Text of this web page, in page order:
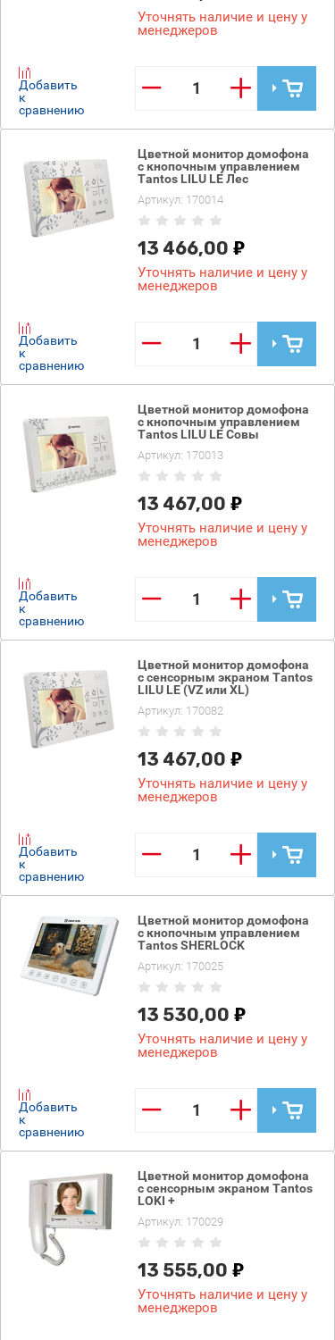
Уточнять наличие и цену у
менеджеров
− +
Добавить
к
сравнению
Цветной монитор домофона
с кнопочным управлением
Tantos LILU LE Лес
Артикул: 170014
13 466,00
Уточнять наличие и цену у
менеджеров
− +
Добавить
к
сравнению
Цветной монитор домофона
с кнопочным управлением
Tantos LILU LE Совы
Артикул: 170013
13 467,00
Уточнять наличие и цену у
менеджеров
− +
Добавить
к
сравнению
Цветной монитор домофона
с сенсорным экраном Tantos
LILU LE (VZ или XL)
Артикул: 170082
13 467,00
Уточнять наличие и цену у
менеджеров
− +
Добавить
к
сравнению
Цветной монитор домофона
с кнопочным управлением
Tantos SHERLOCK
Артикул: 170025
13 530,00
Уточнять наличие и цену у
менеджеров
− +
Добавить
к
сравнению
Цветной монитор домофона
с сенсорным экраном Tantos
LOKI +
Артикул: 170029
13 555,00
Уточнять наличие и цену у
менеджеров